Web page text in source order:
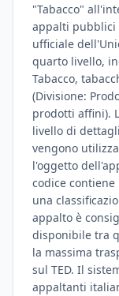
"Tabacco"
appalti pubblici
ufficiale
quarto livello,
Tabacco,
(Divisione:
prodotti affini).
livello di
vengono
l'oggetto
codice
una
appalto è
disponibile tra
la massima
sul TED. Il
appaltanti